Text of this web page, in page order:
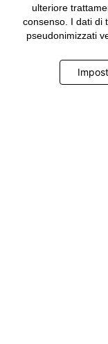
ulteriore
consenso. I dati di
pseudonimizzati
seguenti
Limited, Hurra
Limited, Pinterest